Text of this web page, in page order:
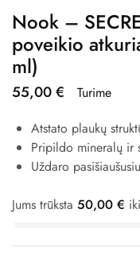
Nook –
poveikio
ml)
55,00€
Turime
Atstato plaukų
Pripildo mineralų ir
Uždaro
Jums trūksta 50,00 € iki